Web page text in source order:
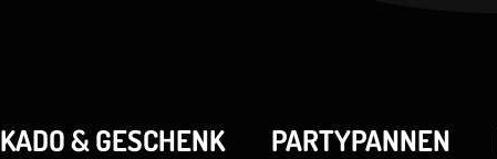
KADO & GESCHENK PARTYPANNEN